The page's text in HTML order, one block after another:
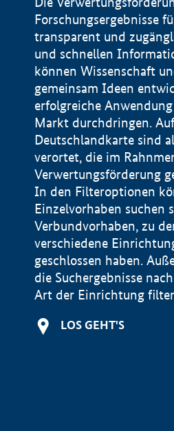
Forschungsergebnisse
transparent und
und schnellen
können Wissenschaft
gemeinsam Ideen
erfolgreiche
Markt durchdringen.
Deutschlandkarte sind
verortet, die im
Verwertungsförderung
In den Filteroptionen
Einzelvorhaben suchen
Verbundvorhaben, zu
verschiedene
geschlossen haben.
die Suchergebnisse
Art der Einrichtung
LOS GEHT'S